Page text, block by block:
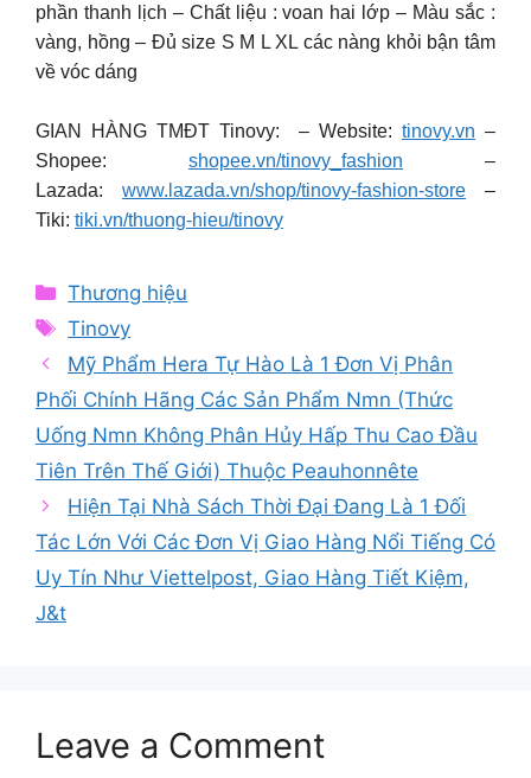
phần thanh lịch – Chất liệu : voan hai lớp – Màu sắc :
vàng, hồng – Đủ size S M L XL các nàng khỏi bận tâm
về vóc dáng
GIAN HÀNG TMĐT Tinovy: – Website: tinovy.vn –
Shopee: shopee.vn/tinovy_fashion –
Lazada: www.lazada.vn/shop/tinovy-fashion-store –
Tiki: tiki.vn/thuong-hieu/tinovy
Categories
Thương hiệu
Tags
Tinovy
Mỹ Phẩm Hera Tự Hào Là 1 Đơn Vị Phân
Phối Chính Hãng Các Sản Phẩm Nmn (Thức
Uống Nmn Không Phân Hủy Hấp Thu Cao Đầu
Tiên Trên Thế Giới) Thuộc Peauhonnête
Hiện Tại Nhà Sách Thời Đại Đang Là 1 Đối
Tác Lớn Với Các Đơn Vị Giao Hàng Nổi Tiếng Có
Uy Tín Như Viettelpost, Giao Hàng Tiết Kiệm,
J&t
Leave a Comment